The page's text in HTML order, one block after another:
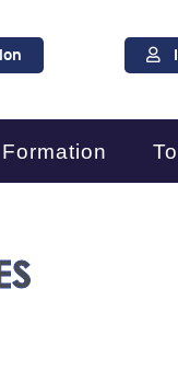
Formation